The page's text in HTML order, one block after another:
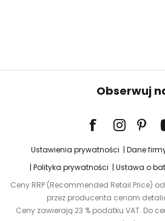
Obserwuj
Ustawienia prywatności Dane
Polityka prywatności
Ustawa o
Ceny RRP (Recommended Retail Price)
przez producenta cenom
Ceny zawierają 23 % podatku VAT. Do